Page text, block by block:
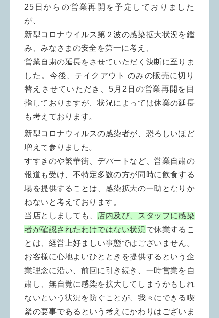
25日からの営業再開を予定しておりました
が、
新型コロナウイルス第２波の感染拡大状況を鑑
み、みなさまの安全を第一に考え、
営業自粛の延長をさせていただく決断に至りま
した。今後、テイクアウト のみの販売に切り
替えさせていただき、5月2日の営業再開を目
指しておりますが、状況によっては休業の延長
も考えております。
新型コロナウィルスの感染者が、恐ろしいほど
増えて参りました。
すすきのや繁華街、デパートなど、営業自粛の
報道も受け、不特定多数の方が同時に飲食する
場を提供することは、感染拡大の一助となりか
ねないと考えております。
当店としましても、
店内及び、スタッフに感染
者が確認されたわけではない状況で休業するこ
とは、経営上好ましい事態ではございません。
お客様に心地よいひとときを提供するという企
業理念に沿い、前回に引き続き、一時営業を自
粛し、無自覚に感染を拡大してしまうかもしれ
ないという状況を防ぐことが、我々にできる喫
緊の要事であるという考えにかわりはございま